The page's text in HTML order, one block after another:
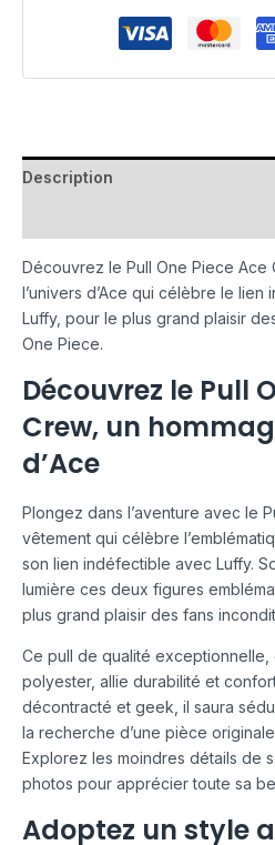
Description
Découvrez le Pull One Piece Ace
l’univers d’Ace qui célèbre le
Luffy, pour le plus grand plaisir
One Piece.
Découvrez le Pull
Crew, un
d’Ace
Plongez dans l’aventure avec le
vêtement qui célèbre
son lien indéfectible avec Luffy.
lumière ces deux figures
plus grand plaisir des fans
Ce pull de qualité
polyester, allie durabilité et
décontracté et geek, il saura
la recherche d’une pièce
Explorez les moindres détails de
photos pour apprécier toute sa
Adoptez un style